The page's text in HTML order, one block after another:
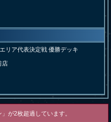
リア代表決定戦 優勝デッキ
店
が2枚超過しています。